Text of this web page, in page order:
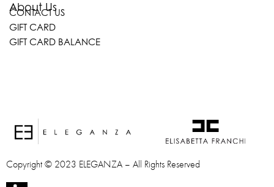
About Us
CONTACT US
GIFT CARD
GIFT CARD BALANCE
Copyright © 2023 ELEGANZA – All Rights Reserved
Eleganza Israel
האם נוכל לעזור לך?